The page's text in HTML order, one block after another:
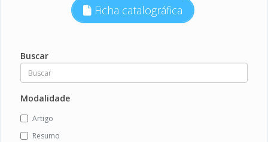
Ficha catalográfica
Buscar
Modalidade
Artigo
Resumo